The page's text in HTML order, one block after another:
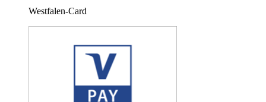
Westfalen-Card